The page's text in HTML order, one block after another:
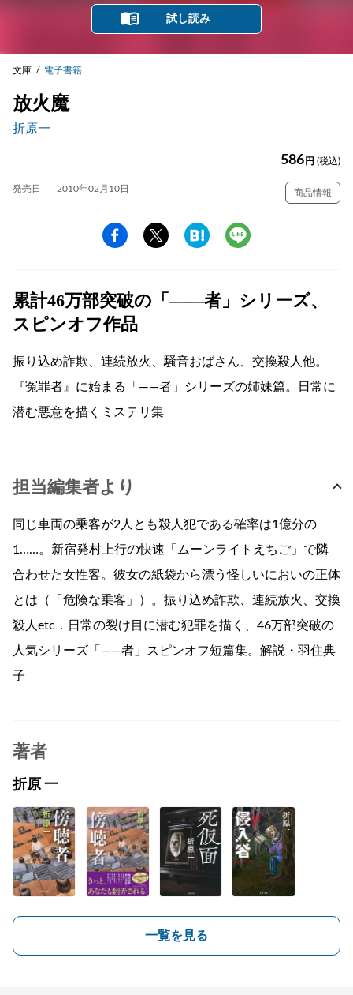
試し読み
文庫 電子書籍
放火魔
折原一
586 円 (税込)
発売日 2010年02月10日 商品情報
累計46万部突破の「——者」シリーズ、
スピンオフ作品
振り込め詐欺、連続放火、騒音おばさん、交換殺人他。
『冤罪者』に始まる「——者」シリーズの姉妹篇。日常に
潜む悪意を描くミステリ集
担当編集者より
同じ車両の乗客が2人とも殺人犯である確率は1億分の
1……。新宿発村上行の快速「ムーンライトえちご」で隣
合わせた女性客。彼女の紙袋から漂う怪しいにおいの正体
とは（「危険な乗客」）。振り込め詐欺、連続放火、交換
殺人etc．日常の裂け目に潜む犯罪を描く、46万部突破の
人気シリーズ「——者」スピンオフ短篇集。解説・羽住典
子
著者
折原 一
一覧を見る